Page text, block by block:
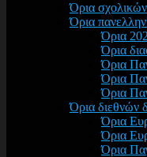
Όρια σχολικών
Όρια
Όρια
Όρια
Όρια
Όρια
Όρια
Όρια διεθνών
Όρια
Όρια
Όρια